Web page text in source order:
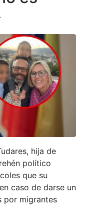
hija de
político
que su
caso de darse un
por migrantes